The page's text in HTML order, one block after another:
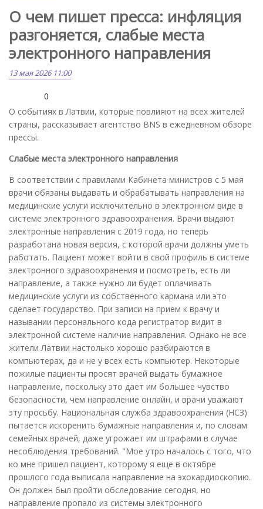
О чем пишет пресса: инфляция
разгоняется, слабые места
электронного направления
13 мая 2026 11:00
0
О событиях в Латвии, которые повлияют на всех жителей
страны, рассказывает агентство BNS в ежедневном обзоре
прессы.
Слабые места электронного направления
В соответствии с правилами Кабинета министров с 5 мая
врачи обязаны выдавать и обрабатывать направления на
медицинские услуги исключительно в электронном виде в
системе электронного здравоохранения. Врачи выдают
электронные направления с 2019 года, но теперь
разработана новая версия, с которой врачи должны уметь
работать. Пациент может войти в свой профиль в системе
электронного здравоохранения и посмотреть, есть ли
направление, а также нужно ли будет оплачивать
медицинские услуги из собственного кармана или это
сделает государство. При записи на прием к врачу и
назывании персонального кода регистратор видит в
электронной системе наличие направления. Однако не все
жители Латвии настолько хорошо разбираются в
компьютерах, да и не у всех есть компьютер. Некоторые
пожилые пациенты просят врачей выдать бумажное
направление, поскольку это дает им большее чувство
безопасности, чем направление онлайн, и врачи уважают
эту просьбу. Национальная служба здравоохранения (НСЗ)
пытается искоренить бумажные направления и, по словам
семейных врачей, даже угрожает им штрафами в случае
несоблюдения требований. "Мое утро началось с того, что
ко мне пришел пациент, которому я еще в октябре
прошлого года выписала направление на эхокардиоскопию.
Он должен был пройти обследование сегодня, но
направление пропало из системы электронного